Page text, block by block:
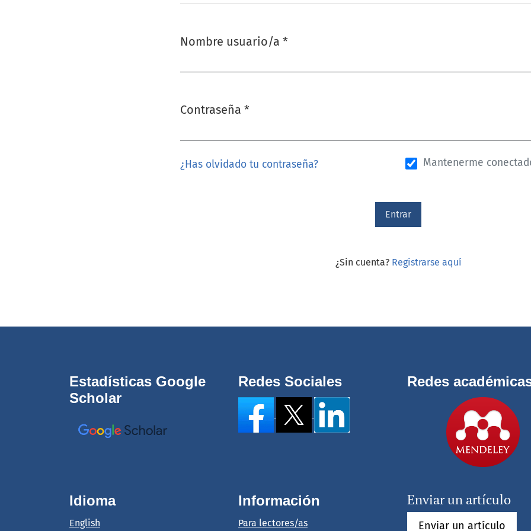
Nombre usuario/a *
Contraseña *
¿Has olvidado tu contraseña? Mantenerme
Entrar
¿Sin cuenta? Registrarse aquí
Estadísticas Google
Scholar
Redes Sociales Redes
Idioma
English
Información
Para lectores/as
Enviar un artículo
Enviar un artículo